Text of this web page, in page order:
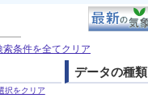
索条件を全てクリア
択をクリア
データの種類